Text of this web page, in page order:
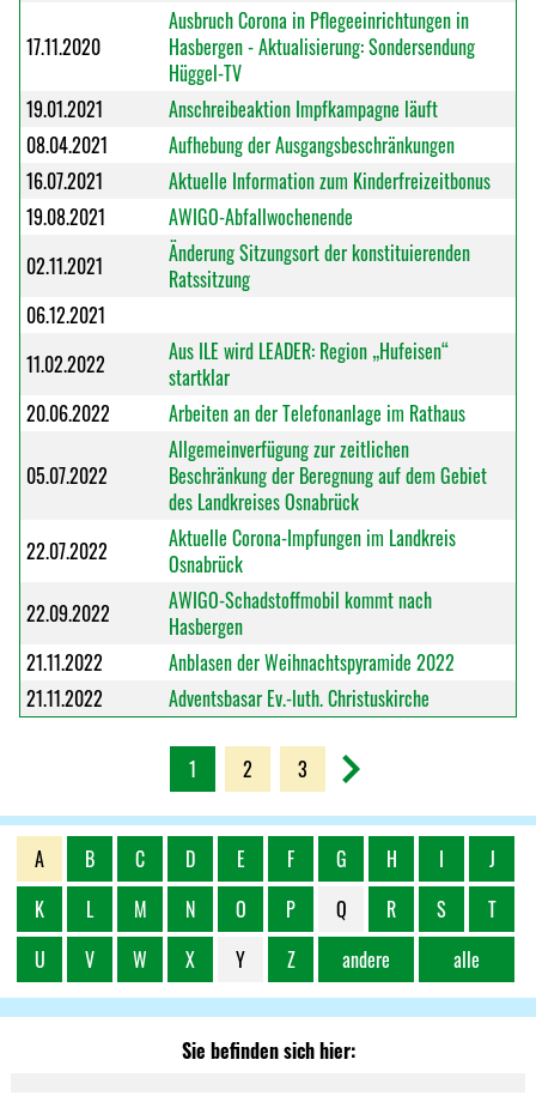
17.11.2020
Ausbruch Corona in Pflegeeinrichtungen in
Hasbergen - Aktualisierung: Sondersendung
Hüggel-TV
19.01.2021
Anschreibeaktion Impfkampagne läuft
08.04.2021
Aufhebung der Ausgangsbeschränkungen
16.07.2021
Aktuelle Information zum Kinderfreizeitbonus
19.08.2021
AWIGO-Abfallwochenende
02.11.2021
Änderung Sitzungsort der konstituierenden
Ratssitzung
06.12.2021
11.02.2022
Aus ILE wird LEADER: Region „Hufeisen“
startklar
20.06.2022
Arbeiten an der Telefonanlage im Rathaus
05.07.2022
Allgemeinverfügung zur zeitlichen
Beschränkung der Beregnung auf dem Gebiet
des Landkreises Osnabrück
22.07.2022
Aktuelle Corona-Impfungen im Landkreis
Osnabrück
22.09.2022
AWIGO-Schadstoffmobil kommt nach
Hasbergen
21.11.2022
Anblasen der Weihnachtspyramide 2022
21.11.2022
Adventsbasar Ev.-luth. Christuskirche
1 2 3
alle
A B C D E F G H I
J
K
L M N O P Q R S
T
U
V W X Y Z andere
Sie befinden sich hier: